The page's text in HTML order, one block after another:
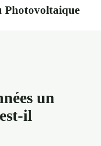
Photovoltaique
un
il